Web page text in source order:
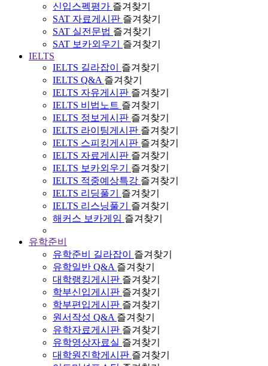
신입스펙평가 즐겨찾기
SAT 자료게시판 즐겨찾기
SAT 실전문법 즐겨찾기
SAT 보카외우기
즐겨찾기
IELTS
IELTS 길라잡이
즐겨찾기
IELTS Q&A 즐겨찾기
IELTS 자유게시판 즐겨찾기
IELTS 비법노트 즐겨찾기
IELTS 정보게시판 즐겨찾기
IELTS 라이팅게시판 즐겨찾기
IELTS 스피킹게시판 즐겨찾기
IELTS 자료게시판 즐겨찾기
IELTS 보카외우기
즐겨찾기
IELTS 적중예상특강 즐겨찾기
IELTS 리딩풀기
즐겨찾기
IELTS 리스닝풀기
즐겨찾기
해커스 보카게임 즐겨찾기
유학준비
유학준비 길라잡이
즐겨찾기
유학일반 Q&A 즐겨찾기
대학랭킹게시판 즐겨찾기
학부신입게시판 즐겨찾기
학부편입게시판 즐겨찾기
원서작성 Q&A 즐겨찾기
유학자료게시판 즐겨찾기
유학영상자료실 즐겨찾기
대학원진학게시판 즐겨찾기